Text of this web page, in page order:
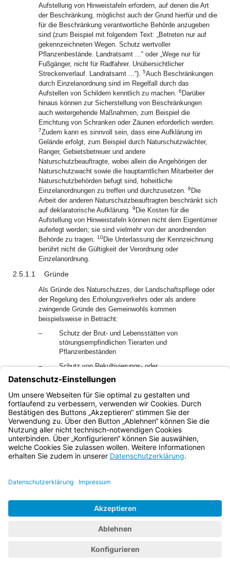
Aufstellung von Hinweistafeln erfordern, auf denen die Art
der Beschränkung, möglichst auch der Grund hierfür und die
für die Beschränkung verantwortliche Behörde anzugeben
sind (zum Beispiel mit folgendem Text: „Betreten nur auf
gekennzeichneten Wegen. Schutz wertvoller
Pflanzenbestände. Landratsamt ...“ oder „Wege nur für
Fußgänger, nicht für Radfahrer. Unübersichtlicher
Streckenverlauf. Landratsamt ...“). 5Auch Beschränkungen
durch Einzelanordnung sind im Regelfall durch das
Aufstellen von Schildern kenntlich zu machen. 6 Darüber
hinaus können zur Sicherstellung von Beschränkungen
auch weitergehende Maßnahmen, zum Beispiel die
Errichtung von Schranken oder Zäunen erforderlich werden.
7Zudem kann es sinnvoll sein, dass eine Aufklärung im
Gelände erfolgt, zum Beispiel durch Naturschutzwächter,
Ranger, Gebietsbetreuer und andere
Naturschutzbeauftragte, wobei allein die Angehörigen der
Naturschutzwacht sowie die hauptamtlichen Mitarbeiter der
Naturschutzbehörden befugt sind, hoheitliche
Einzelanordnungen zu treffen und durchzusetzen. 8 Die
Arbeit der anderen Naturschutzbeauftragten beschränkt sich
auf deklaratorische Aufklärung. 9 Die Kosten für die
Aufstellung von Hinweistafeln können nicht dem Eigentümer
auferlegt werden; sie sind vielmehr von der anordnenden
Behörde zu tragen. 10Die Unterlassung der Kennzeichnung
berührt nicht die Gültigkeit der Verordnung oder
Einzelanordnung.
2.5.1.1 Gründe
Als Gründe des Naturschutzes, der Landschaftspflege oder
der Regelung des Erholungsverkehrs oder als andere
zwingende Gründe des Gemeinwohls kommen
beispielsweise in Betracht:
–
Schutz der Brut- und Lebensstätten von
störungsempfindlichen Tierarten und
Pflanzenbeständen
–
Schutz von Rekultivierungs- oder
Anpflanzungsmaßnahmen (zum Beispiel
Begrünungen, Aufforstungen),
–
Vermeidung der Beeinträchtigung anderer
Erholungsbetätigungen (zum Beispiel Sperren von
Wegen für Radfahrer, um Gefährdung oder
unzumutbare Behinderung von Fußgängern
auszuschließen),
–
Sperrung bestimmter Flächen bei anhaltender
Trockenheit zum Schutz vor Bränden.
2.5.1.2 Inhalt der Beschränkungen
das Betreten von Flächen nur auf bestimmten Wegen
erfolgen darf oder dass Flächen überhaupt nicht oder nur zu
bestimmten Erholungsbetätigungen betreten werden dürfen
31 Abs. 2 BayNatSchG, Verbot des Befahrens von Wegen